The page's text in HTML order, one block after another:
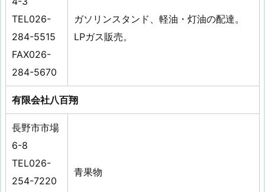
TEL026-
284-5515
FAX026-
284-5670
ガソリンスタンド、軽油・灯油の配達。
LPガス販売。
有限会社八百翔
長野市市場
6-8
TEL026-
254-7220
青果物